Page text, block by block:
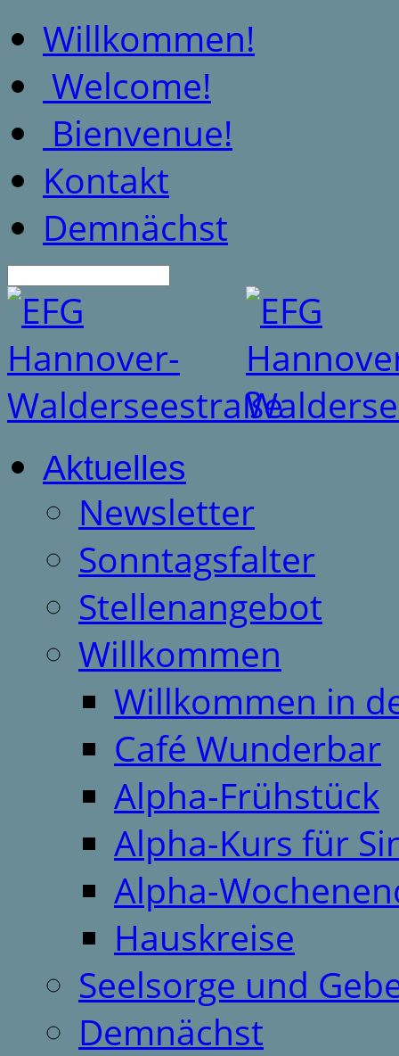
Willkommen!
Welcome!
Bienvenue!
Kontakt
Demnächst
Aktuelles
Newsletter
Sonntagsfalter
Stellenangebot
Willkommen
Willkommen in
Café Wunderbar
Alpha-Frühstück
Alpha-Kurs für
Alpha-
Hauskreise
Seelsorge und
Demnächst